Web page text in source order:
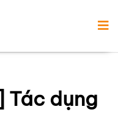
Tác dụng